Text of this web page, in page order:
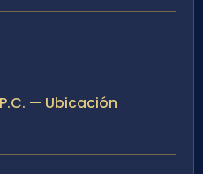
— Ubicación